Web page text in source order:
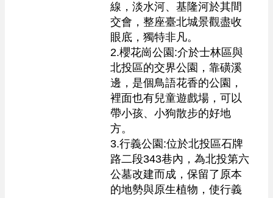
線，淡水河、基隆河於其間
交會，整座臺北城景觀盡收
眼底，獨特非凡。
2.櫻花崗公園:介於士林區與
北投區的交界公園，靠磺溪
邊，是個鳥語花香的公園，
裡面也有兒童遊戲場，可以
帶小孩、小狗散步的好地
方。
3.行義公園:位於北投區石牌
路二段343巷內，為北投第六
公墓改建而成，保留了原本
的地勢與原生植物，使行義